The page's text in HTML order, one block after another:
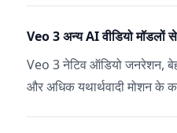
Veo 3 अन्य AI वीडियो मॉडलों
Veo 3 नेटिव ऑडियो जनरेशन,
और अधिक यथार्थवादी मोशन के